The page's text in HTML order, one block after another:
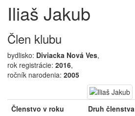
Iliaš Jakub
Člen klubu
bydlisko: Diviacka Nová Ves,
rok registrácie: 2016,
ročník narodenia: 2005
Členstvo v roku Druh členstva